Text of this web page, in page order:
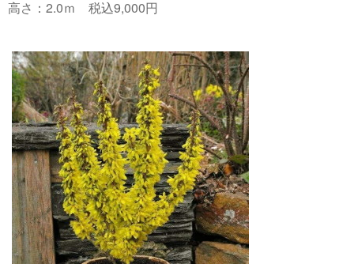
高さ：2.0ｍ 税込9,000円